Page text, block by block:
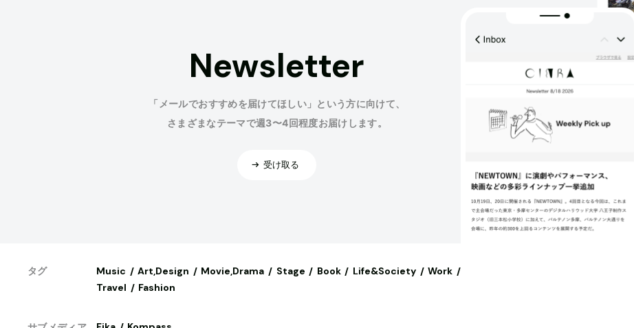
Newsletter
「メールでおすすめを届けてほしい」という方に向けて、
さまざまなテーマで週3〜4回程度お届けします。
受け取る
タグ Music Art,Design Movie,Drama Stage Book Life&Society
Work
Travel
Fashion